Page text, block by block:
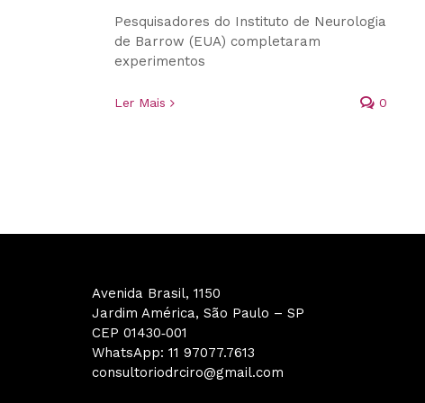
Pesquisadores do Instituto de Neurologia
de Barrow (EUA) completaram
experimentos
Ler Mais 0
Avenida Brasil, 1150
Jardim América, São Paulo – SP
CEP 01430‑001
WhatsApp: 11 97077.7613
consultoriodrciro@gmail.com